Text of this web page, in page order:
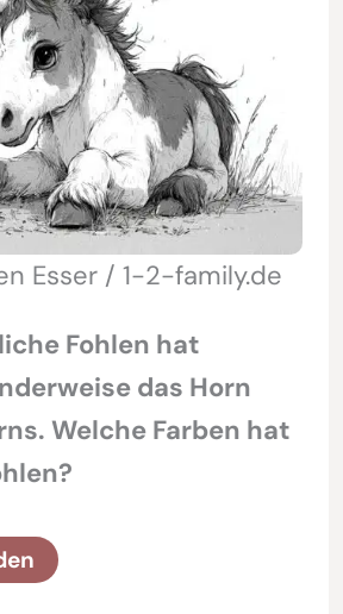
Esser / 1-2-family.de
Fohlen hat
das Horn
Welche Farben hat